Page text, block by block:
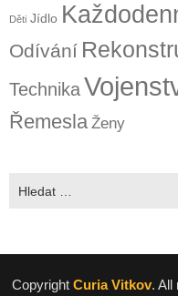
Děti Jídlo
Odívání
Technika
Řemesla Ženy
Copyright Curia Vitkov. All